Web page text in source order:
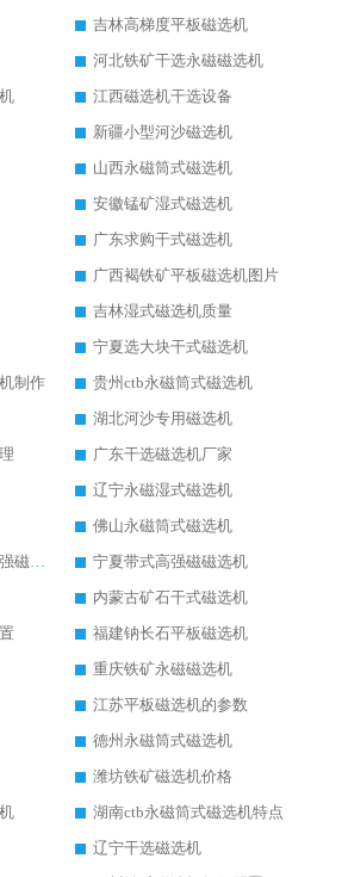
吉林高梯度平板磁选机
河北铁矿干选永磁磁选机
江西磁选机干选设备
新疆小型河沙磁选机
山西永磁筒式磁选机
安徽锰矿湿式磁选机
广东求购干式磁选机
广西褐铁矿平板磁选机图片
吉林湿式磁选机质量
宁夏选大块干式磁选机
制作
贵州ctb永磁筒式磁选机
湖北河沙专用磁选机
广东干选磁选机厂家
辽宁永磁湿式磁选机
佛山永磁筒式磁选机
海南永磁筒式磁选机有强磁的吗
宁夏带式高强磁磁选机
内蒙古矿石干式磁选机
福建钠长石平板磁选机
重庆铁矿永磁磁选机
江苏平板磁选机的参数
德州永磁筒式磁选机
潍坊铁矿磁选机价格
湖南ctb永磁筒式磁选机特点
辽宁干选磁选机